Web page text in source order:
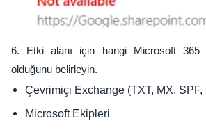
6. Etki alanı için hangi Microsoft 365
olduğunu belirleyin.
Çevrimiçi Exchange (TXT, MX,
Microsoft Ekipleri